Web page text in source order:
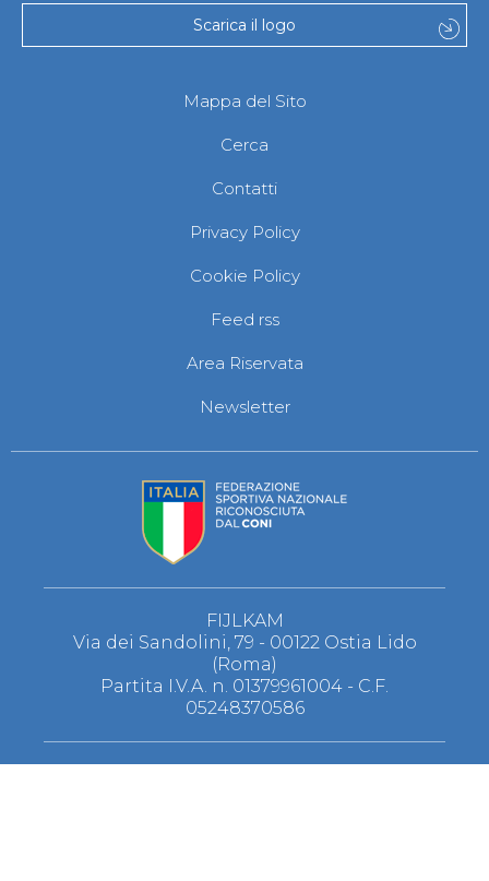
Scarica il logo
Mappa del Sito
Cerca
Contatti
Privacy Policy
Cookie Policy
Feed rss
Area Riservata
Newsletter
FIJLKAM
Via dei Sandolini, 79 - 00122 Ostia Lido
(Roma)
Partita I.V.A. n. 01379961004 - C.F.
05248370586